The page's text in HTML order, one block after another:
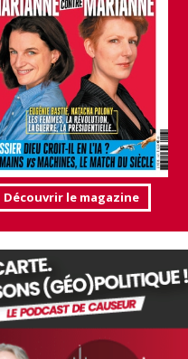
Découvrir le magazine